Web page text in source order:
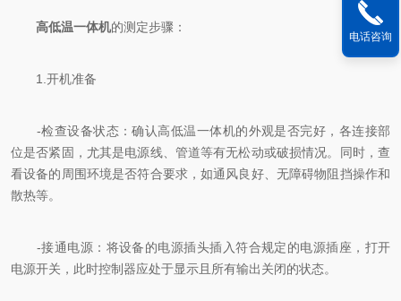
高低温一体机的测定步骤：
1.开机准备
-检查设备状态：确认高低温一体机的外观是否完好，各连接部
位是否紧固，尤其是电源线、管道等有无松动或破损情况。同时，查
看设备的周围环境是否符合要求，如通风良好、无障碍物阻挡操作和
散热等。
-接通电源：将设备的电源插头插入符合规定的电源插座，打开
电源开关，此时控制器应处于显示且所有输出关闭的状态。
电话咨询